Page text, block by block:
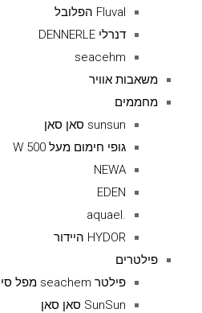
Fluval הפלובל
דנרלי DENNERLE
seacehm
משאבות אוויר
מחממים
sunsun סאן סאן
גופי חימום מעל 500 W
NEWA
EDEN
.aquael
HYDOR היידור
פילטרים
פילטר seachem מפל סיכם
SunSun סאן סאן